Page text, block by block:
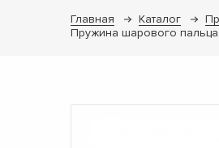
Главная Каталог
Пружина шарового